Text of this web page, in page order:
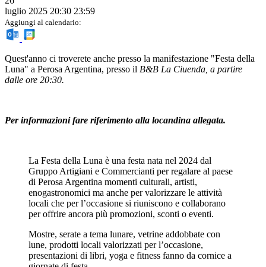
luglio 2025 20:30 23:59
Aggiungi al calendario:
Quest'anno ci troverete anche presso la manifestazione "Festa della
Luna" a Perosa Argentina, presso il B&B La Ciuenda, a partire
dalle ore 20:30.
Per informazioni fare riferimento alla locandina allegata.
La Festa della Luna è una festa nata nel 2024 dal
Gruppo Artigiani e Commercianti per regalare al paese
di Perosa Argentina momenti culturali, artisti,
enogastronomici ma anche per valorizzare le attività
locali che per l’occasione si riuniscono e collaborano
per offrire ancora più promozioni, sconti o eventi.
Mostre, serate a tema lunare, vetrine addobbate con
lune, prodotti locali valorizzati per l’occasione,
presentazioni di libri, yoga e fitness fanno da cornice a